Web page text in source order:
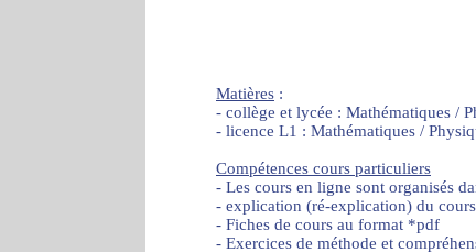
Matières :
- collège et lycée : Mathématiques /
- licence L1 : Mathématiques /
Compétences cours particuliers
- Les cours en ligne sont organisés
- explication (ré-explication) du
- Fiches de cours au format *pdf
- Exercices de méthode et